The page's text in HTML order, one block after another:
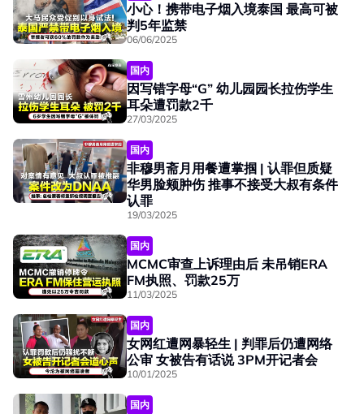
小心！携带电子烟入境泰国 最高可被
判5年监禁
06/06/2025
国内
因写错字母“G” 幼儿园园长拉伤学生
耳朵遭罚款2千
27/03/2025
国内
非穆男斋月用餐遭掌掴 | 认罪但质疑
华男脸颊肿伤 推事不接受大叔有条件
认罪
19/03/2025
国内
MCMC审查上诉理由后 未吊销ERA
FM执照、罚款25万
11/03/2025
国内
女网红遭网暴轻生 | 判罪后仍遭网络
公审 女被告有话说 3PM开记者会
10/01/2025
国内